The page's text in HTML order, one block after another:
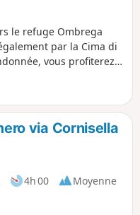
le refuge Ombrega
par la Cima di
vous profiterez
pennines. Vous
de Côme.
via Cornisella
4h 00
Moyenne